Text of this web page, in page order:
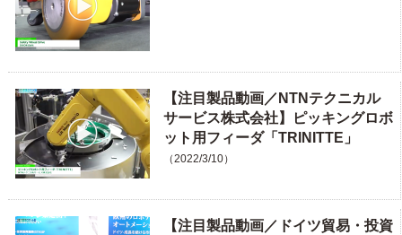
【注目製品動画／NTNテクニカル
サービス株式会社】ピッキングロボ
ット用フィーダ「TRINITTE」
（2022/3/10）
【注目製品動画／ドイツ貿易・投資